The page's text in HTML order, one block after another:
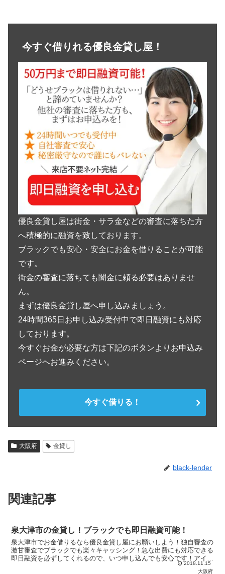
今すぐ借りれる優良金貸し屋！
優良金貸し屋は街金・サラ金などの審査に落ちた方
へ積極的に融資を致しております。
ブラックでも安心・安全にお金を借りることが可能
です。
街金の審査に落ちても闇金に頼る必要はありませ
ん。
まずは優良金貸し屋へ申し込みましょう。
24時間365日お申し込み受付中で即日融資にも対応
しております。
今すぐお金が必要な方は下記のボタンよりお申込み
ページへお進みください。
今すぐ借りる！
大阪府 金貸し
black-lender
関連記事
泉大津市の金貸し！ブラックでも即日融資可能！
泉大津市でお金借りるなら優良金貸し屋にお願いしよう！独自審査の
激甘審査でブラックでも楽々キャッシング！急な出費にも対応できる
即日融資を必ずしてくれるので、いつ申し込んでも安心です！アイフ
ルやアコムからお金を借りれないなら【優良金貸し屋】へ！2018.11.15
大阪府